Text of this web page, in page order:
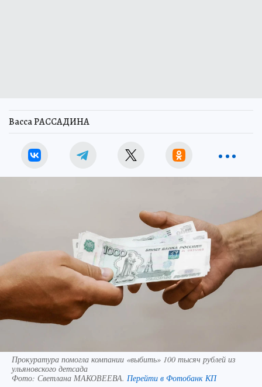
Васса РАССАДИНА
Прокуратура помогла компании «выбить» 100 тысяч рублей из
ульяновского детсада
Фото: Светлана МАКОВЕЕВА. Перейти в Фотобанк КП